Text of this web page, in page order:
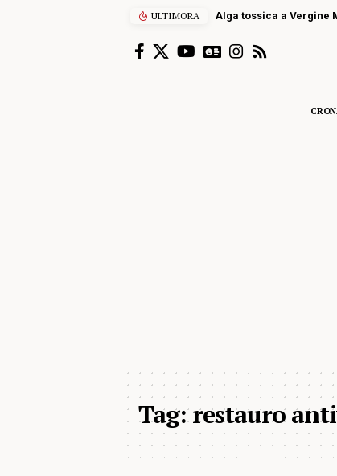
ULTIMORA Alga tossica a Vergine
Tag:restauro